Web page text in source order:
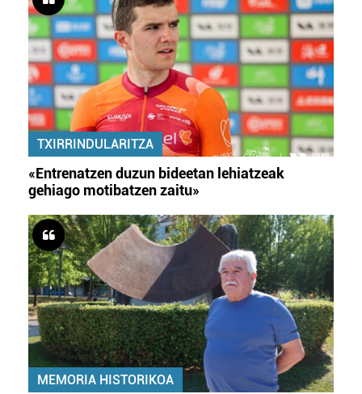
TXIRRINDULARITZA
«Entrenatzen duzun bideetan lehiatzeak
gehiago motibatzen zaitu»
MEMORIA HISTORIKOA